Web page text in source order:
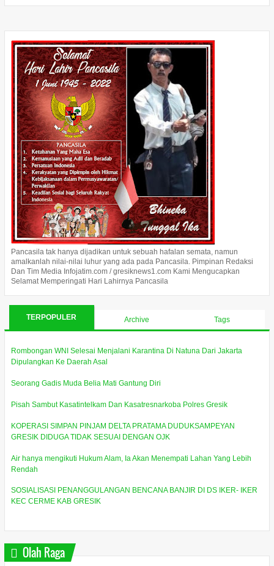
Pancasila tak hanya dijadikan untuk sebuah hafalan semata, namun
amalkanlah nilai-nilai luhur yang ada pada Pancasila. Pimpinan Redaksi
Dan Tim Media Infojatim.com / gresiknews1.com Kami Mengucapkan
Selamat Memperingati Hari Lahirnya Pancasila
TERPOPULER Archive Tags
Rombongan WNI Selesai Menjalani Karantina Di Natuna Dari Jakarta
Dipulangkan Ke Daerah Asal
Seorang Gadis Muda Belia Mati Gantung Diri
Pisah Sambut Kasatintelkam Dan Kasatresnarkoba Polres Gresik
KOPERASI SIMPAN PINJAM DELTA PRATAMA DUDUKSAMPEYAN
GRESIK DIDUGA TIDAK SESUAI DENGAN OJK
Air hanya mengikuti Hukum Alam, Ia Akan Menempati Lahan Yang Lebih
Rendah
SOSIALISASI PENANGGULANGAN BENCANA BANJIR DI DS IKER- IKER
KEC CERME KAB GRESIK
Olah Raga